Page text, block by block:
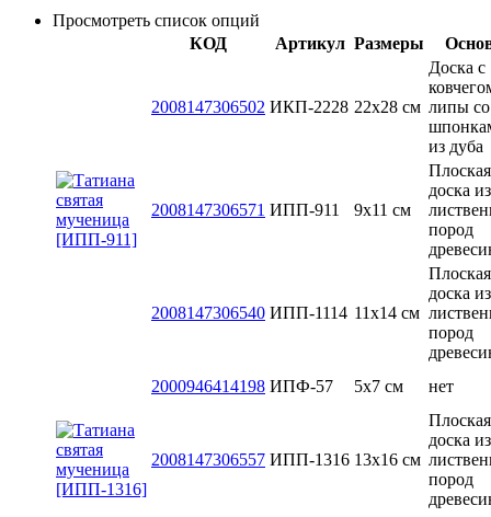
Просмотреть список опций
КОД
Артикул Размеры
2008147306502 ИКП-2228 22х28 см
Доска с
липы со
из дуба
2008147306571 ИПП-911 9х11 см
Плоская
доска из
пород
2008147306540 ИПП-1114 11х14 см
Плоская
доска из
пород
2000946414198 ИПФ-57 5x7 см нет
2008147306557 ИПП-1316 13x16 см
Плоская
доска из
пород